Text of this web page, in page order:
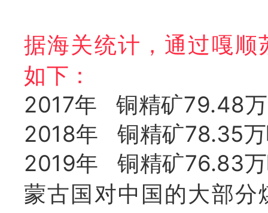
据海关统计，通过嘎
如下：
2017年 铜精矿79.48万
2018年 铜精矿78.35万
2019年 铜精矿76.83
蒙古国对中国的大部